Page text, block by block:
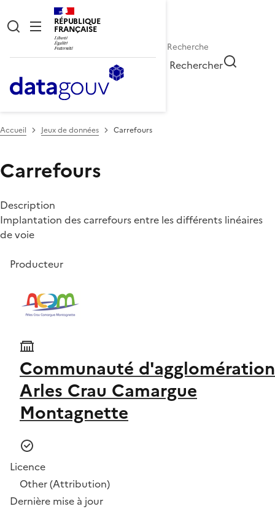
RÉPUBLIQUE
FRANÇAISE
Rechercher
Accueil Jeux de données Carrefours
Carrefours
Description
Implantation des carrefours entre les différents linéaires
de voie
Producteur
Communauté d'agglomération
Arles Crau Camargue
Montagnette
Licence
Other (Attribution)
Dernière mise à jour